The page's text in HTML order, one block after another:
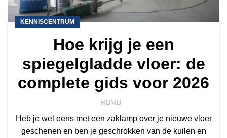
KENNISCENTRUM
Hoe krijg je een
spiegelgladde vloer: de
complete gids voor 2026
RBMB
Heb je wel eens met een zaklamp over je nieuwe vloer
geschenen en ben je geschrokken van de kuilen en